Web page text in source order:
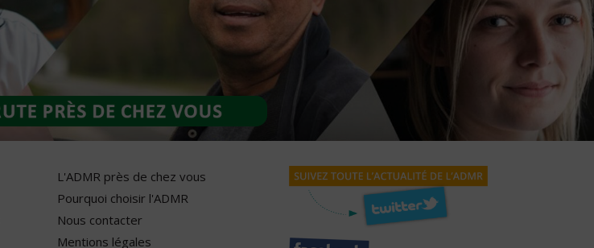
L'ADMR près de chez vous
Pourquoi choisir l'ADMR
Nous contacter
Mentions légales